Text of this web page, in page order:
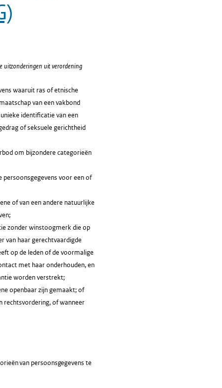
uitzonderingen uit verordening
waaruit ras of etnische
van een vakbond
identificatie van een
of seksuele gerichtheid
om bijzondere categorieën
voor een of
of van een andere natuurlijke
zonder winstoogmerk die op
van haar gerechtvaardigde
op de leden of de voormalige
met haar onderhouden, en
worden verstrekt;
openbaar zijn gemaakt; of
rechtsvordering, of wanneer
van persoonsgegevens te